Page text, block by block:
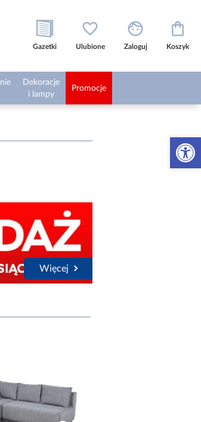
Otwórz
Gazetki Ulubione Zaloguj Koszyk
Dekoracje
i lampy
Promocje
Więcej